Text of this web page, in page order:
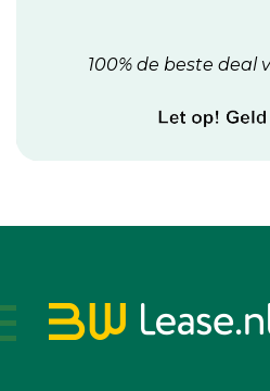
100% de beste deal